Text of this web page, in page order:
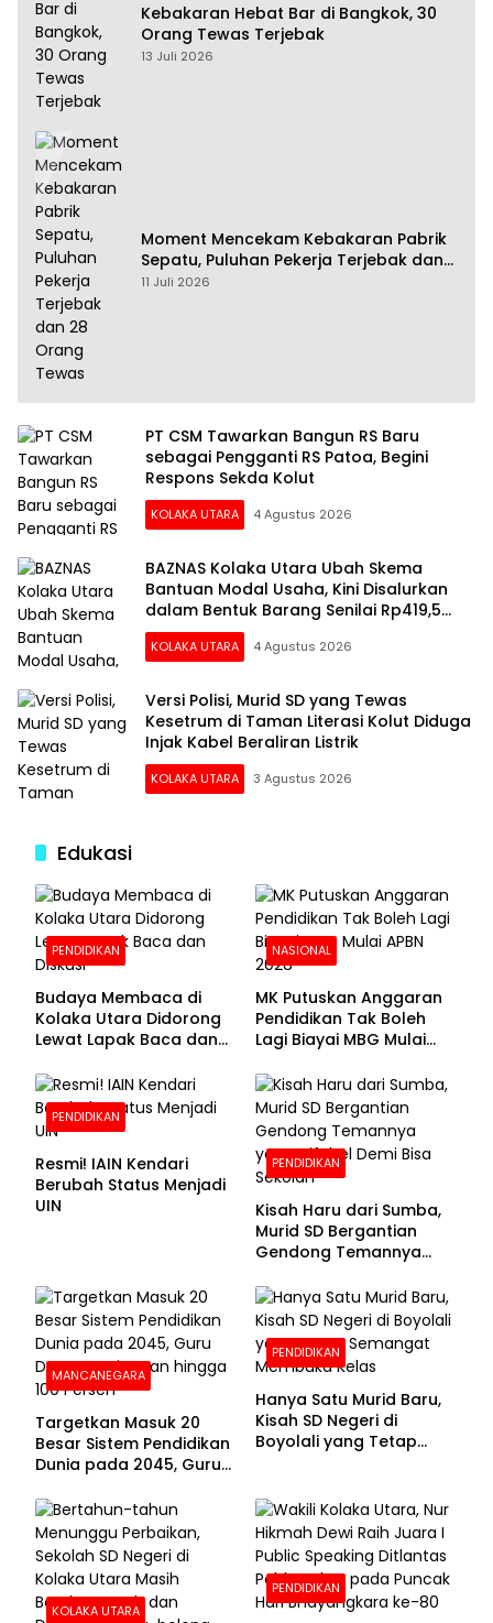
Kebakaran Hebat Bar di Bangkok, 30
Orang Tewas Terjebak
13 Juli 2026
Moment Mencekam Kebakaran Pabrik
Sepatu, Puluhan Pekerja Terjebak dan
28 Orang Tewas
11 Juli 2026
PT CSM Tawarkan Bangun RS Baru
sebagai Pengganti RS Patoa, Begini
Respons Sekda Kolut
KOLAKA UTARA 4 Agustus 2026
BAZNAS Kolaka Utara Ubah Skema
Bantuan Modal Usaha, Kini Disalurkan
dalam Bentuk Barang Senilai Rp419,5
Juta
KOLAKA UTARA 4 Agustus 2026
Versi Polisi, Murid SD yang Tewas
Kesetrum di Taman Literasi Kolut Diduga
Injak Kabel Beraliran Listrik
KOLAKA UTARA 3 Agustus 2026
Edukasi
PENDIDIKAN
Budaya Membaca di
Kolaka Utara Didorong
Lewat Lapak Baca dan
NASIONAL
MK Putuskan Anggaran
Pendidikan Tak Boleh
Lagi Biayai MBG Mulai
PENDIDIKAN
Resmi! IAIN Kendari
Berubah Status Menjadi
UIN
PENDIDIKAN
Kisah Haru dari Sumba,
Murid SD Bergantian
Gendong Temannya
Sekolah
MANCANEGARA
Targetkan Masuk 20
Besar Sistem Pendidikan
Dunia pada 2045, Guru
100 Persen
PENDIDIKAN
Hanya Satu Murid Baru,
Kisah SD Negeri di
Boyolali yang Tetap
KOLAKA UTARA
PENDIDIKAN